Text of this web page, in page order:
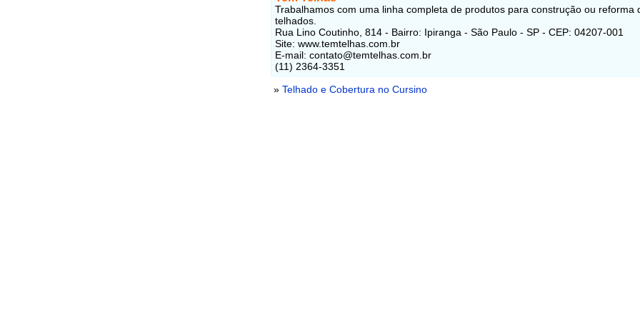
Trabalhamos com uma linha completa de produtos para construção ou reforma
telhados.
Rua Lino Coutinho, 814 - Bairro: Ipiranga - São Paulo - SP - CEP: 04207-001
Site: www.temtelhas.com.br
E-mail: contato@temtelhas.com.br
(11) 2364-3351
» Telhado e Cobertura no Cursino